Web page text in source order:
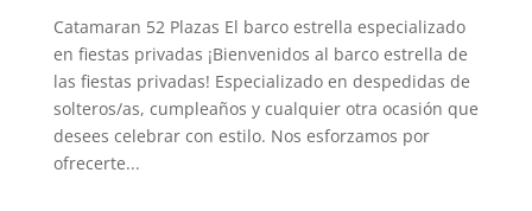
Catamaran 52 Plazas El barco estrella especializado
en fiestas privadas ¡Bienvenidos al barco estrella de
las fiestas privadas! Especializado en despedidas de
solteros/as, cumpleaños y cualquier otra ocasión que
desees celebrar con estilo. Nos esforzamos por
ofrecerte...